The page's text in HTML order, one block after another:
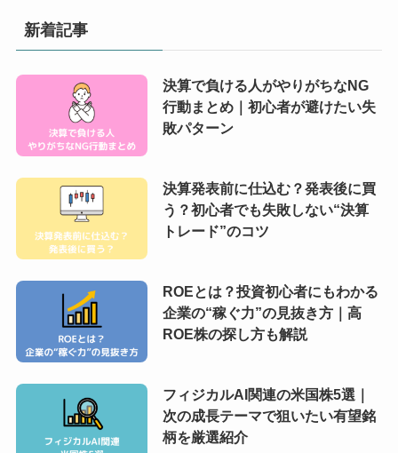
新着記事
決算で負ける人がやりがちなNG
行動まとめ｜初心者が避けたい失
敗パターン
決算発表前に仕込む？発表後に買
う？初心者でも失敗しない“決算
トレード”のコツ
ROEとは？投資初心者にもわかる
企業の“稼ぐ力”の見抜き方｜高
ROE株の探し方も解説
フィジカルAI関連の米国株5選｜
次の成長テーマで狙いたい有望銘
柄を厳選紹介